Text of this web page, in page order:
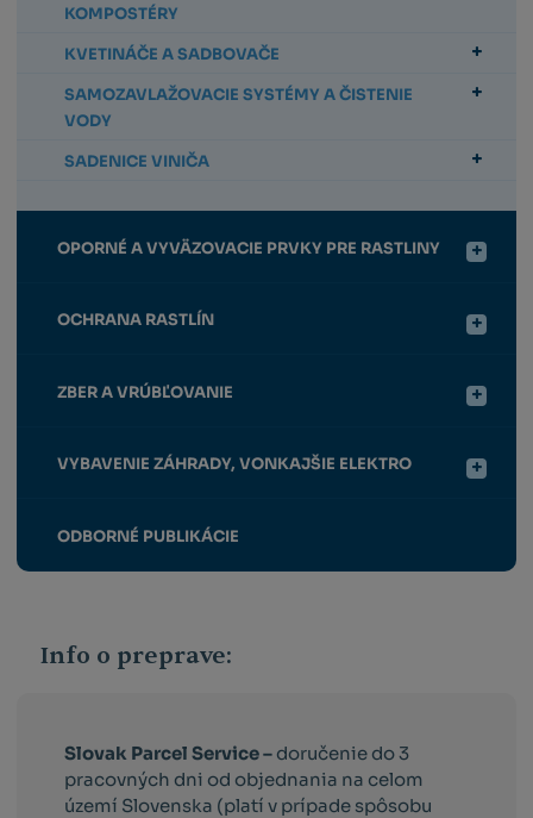
KOMPOSTÉRY
KVETINÁČE A SADBOVAČE
SAMOZAVLAŽOVACIE SYSTÉMY A ČISTENIE
VODY
SADENICE VINIČA
OPORNÉ A VYVÄZOVACIE PRVKY PRE RASTLINY
OCHRANA RASTLÍN
ZBER A VRÚBĽOVANIE
VYBAVENIE ZÁHRADY, VONKAJŠIE ELEKTRO
ODBORNÉ PUBLIKÁCIE
Info o preprave:
Slovak Parcel Service – doručenie do 3
pracovných dni od objednania na celom
území Slovenska (platí v prípade spôsobu